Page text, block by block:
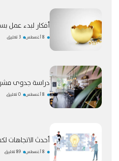
أفكار لبدء عمل
8 أغسطس 3 تعليق
دراسة جدوى
8 أغسطس 0 تعليق
أحدث الاتجاهات
8 أغسطس 89 تعليق